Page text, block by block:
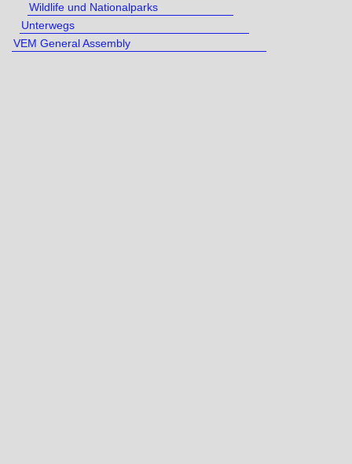
Wildlife und Nationalparks
Unterwegs
VEM General Assembly